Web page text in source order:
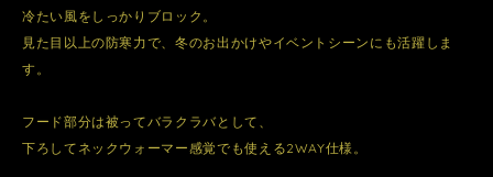
冷たい風をしっかりブロック。
見た目以上の防寒力で、冬のお出かけやイベントシーンにも活躍しま
す。
フード部分は被ってバラクラバとして、
下ろしてネックウォーマー感覚でも使える2WAY仕様。